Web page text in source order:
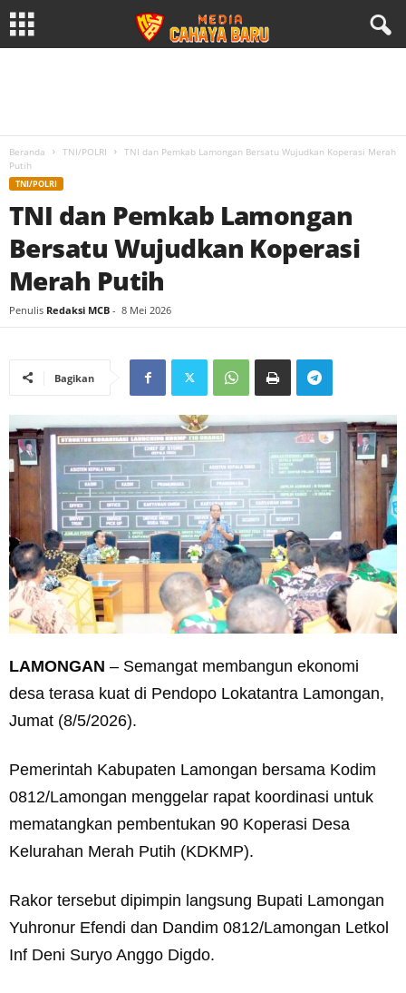
Beranda TNI/POLRI
TNI dan Pemkab Lamongan Bersatu Wujudkan Koperasi Merah
Putih
TNI/POLRI
TNI dan Pemkab Lamongan
Bersatu Wujudkan Koperasi
Merah Putih
Penulis Redaksi MCB - 8 Mei 2026
Bagikan
LAMONGAN – Semangat membangun ekonomi
desa terasa kuat di Pendopo Lokatantra Lamongan,
Jumat (8/5/2026).
Pemerintah Kabupaten Lamongan bersama Kodim
0812/Lamongan menggelar rapat koordinasi untuk
mematangkan pembentukan 90 Koperasi Desa
Kelurahan Merah Putih (KDKMP).
Rakor tersebut dipimpin langsung Bupati Lamongan
Yuhronur Efendi dan Dandim 0812/Lamongan Letkol
Inf Deni Suryo Anggo Digdo.